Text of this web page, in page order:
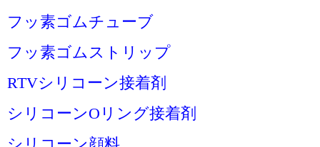
フッ素ゴムチューブ
フッ素ゴムストリップ
RTVシリコーン接着剤
シリコーンOリング接着剤